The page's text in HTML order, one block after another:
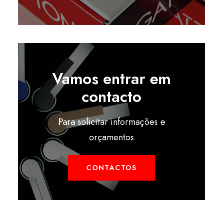
Vamos entrar em
contacto
Para solicitar informações e
orçamentos
CONTACTOS